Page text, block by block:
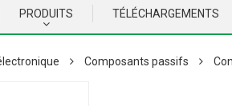
PRODUITS TÉLÉCHARGEMENTS
Composants passifs